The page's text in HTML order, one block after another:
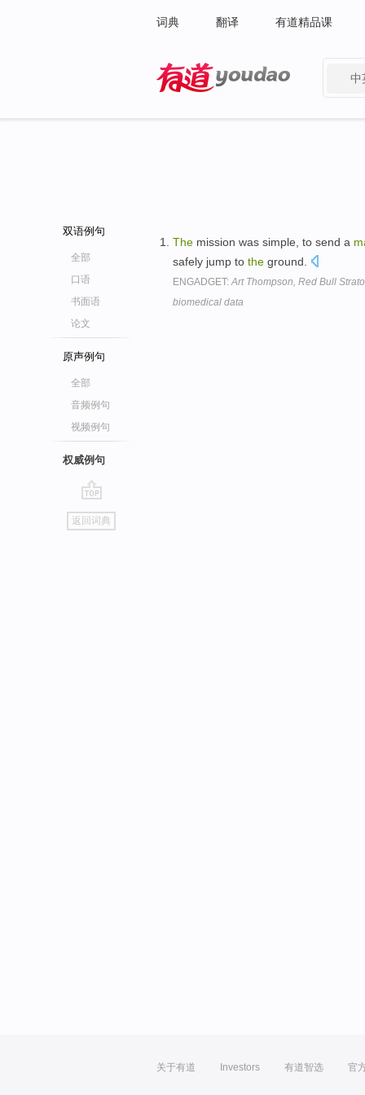
词典 翻译 有道精品课
中
双语例句
全部
口语
书面语
论文
原声例句
全部
音频例句
视频例句
权威例句
go
top
返回词典
The mission was simple, to send a
safely jump to the ground.
ENGADGET:Art Thompson, Red Bull
biomedical data
关于有道 Investors 有道智选 官